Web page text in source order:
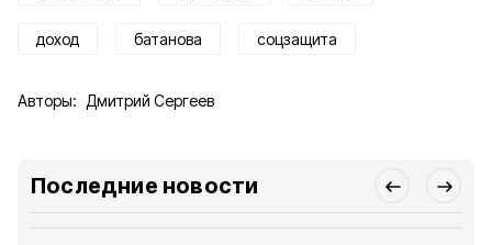
доход батанова соцзащита
Авторы: Дмитрий Сергеев
Последние новости